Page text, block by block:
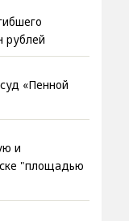
рублей
«Пенной
и
"площадью